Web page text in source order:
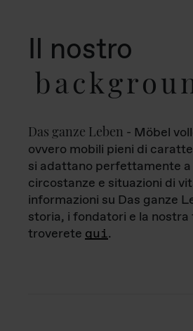
Il nostro
Das ganze Leben - Möbel
ovvero mobili pieni di
si adattano perfettamente a
circostanze e situazioni di
informazioni su Das ganze
storia, i fondatori e la nostra
troverete qui.